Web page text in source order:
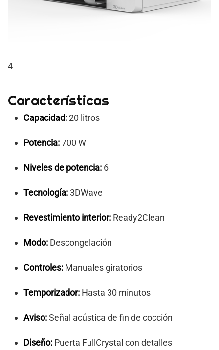
4
Características
Capacidad:20 litros
Potencia:700 W
Niveles de potencia: 6
Tecnología:3DWave
Revestimiento interior: Ready2Clean
Modo: Descongelación
Controles: Manuales giratorios
Temporizador: Hasta 30 minutos
Aviso:Señal acústica de fin de cocción
Diseño: Puerta FullCrystal con detalles